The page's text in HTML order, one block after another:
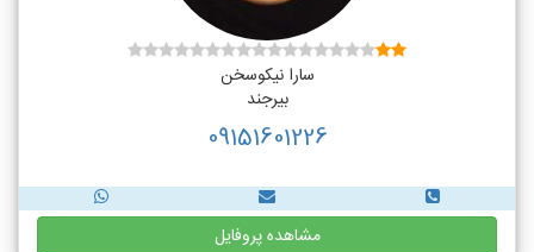
سارا نیکوسخن
بیرجند
09151601226
مشاهده پروفایل